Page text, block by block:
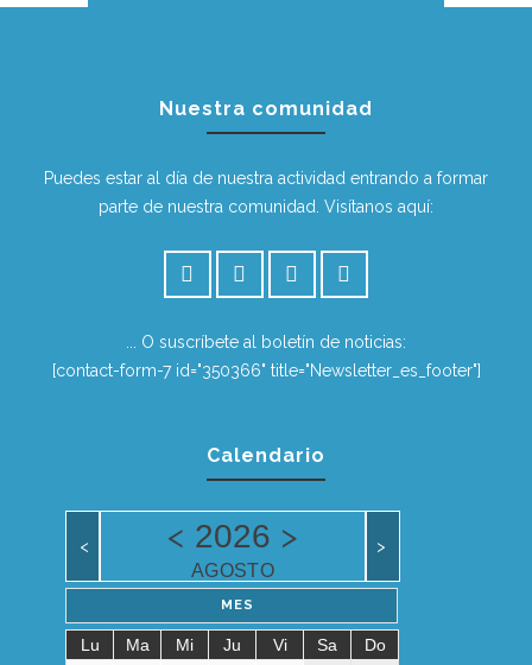
Nuestra comunidad
Puedes estar al día de nuestra actividad entrando a formar
parte de nuestra comunidad. Visítanos aquí:
... O suscríbete al boletín de noticias:
[contact-form-7 id="350366" title="Newsletter_es_footer"]
Calendario
< < 2026 >
AGOSTO
>
MES
Lu Ma Mi Ju Vi Sa
Do